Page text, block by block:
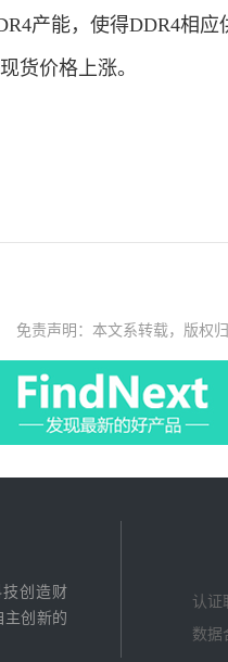
产能，使得DDR4相
货价格上涨。
免责声明：本文系转载，版权
创造财
主创新的
认证
数据